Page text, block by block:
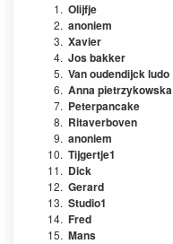
1. Olijfje
2. anoniem
3. Xavier
4. Jos bakker
5. Van oudendijck ludo
6. Anna pietrzykowska
7. Peterpancake
8. Ritaverboven
9. anoniem
10. Tijgertje1
11. Dick
12. Gerard
13. Studio1
14. Fred
15. Mans